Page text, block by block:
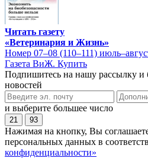
Читать газету
«Ветеринария и Жизнь»
Номер 07–08 (110–111)
Газета ВиЖ. Купить
Подпишитесь на нашу рассылку и
новостей
и выберите большее число
21 93
Нажимая на кнопку, Вы
персональных данных в
конфиденциальности»